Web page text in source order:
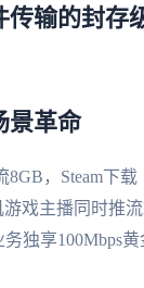
传输的封存
景革命
，Steam下
戏主播同时推
独享100Mbps